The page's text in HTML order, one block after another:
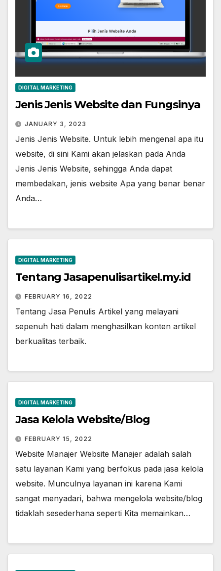
DIGITAL MARKETING
Jenis Jenis Website dan Fungsinya
JANUARY 3, 2023
Jenis Jenis Website. Untuk lebih mengenal apa itu
website, di sini Kami akan jelaskan pada Anda
Jenis Jenis Website, sehingga Anda dapat
membedakan, jenis website Apa yang benar benar
Anda…
DIGITAL MARKETING
Tentang Jasapenulisartikel.my.id
FEBRUARY 16, 2022
Tentang Jasa Penulis Artikel yang melayani
sepenuh hati dalam menghasilkan konten artikel
berkualitas terbaik.
DIGITAL MARKETING
Jasa Kelola Website/Blog
FEBRUARY 15, 2022
Website Manajer Website Manajer adalah salah
satu layanan Kami yang berfokus pada jasa kelola
website. Munculnya layanan ini karena Kami
sangat menyadari, bahwa mengelola website/blog
tidaklah sesederhana seperti Kita memainkan…